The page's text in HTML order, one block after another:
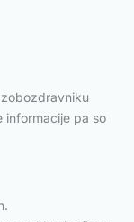
informacije pa so